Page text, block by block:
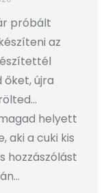
próbált
az
újra
helyett
aki a cuki kis
hozzászólást